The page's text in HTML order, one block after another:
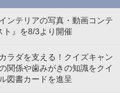
ンテリアの写真・動画コンテ
ト』を8/3より開催
ラダを支える！クイズキャン
係や歯みがきの知識をクイ
図書カードを進呈